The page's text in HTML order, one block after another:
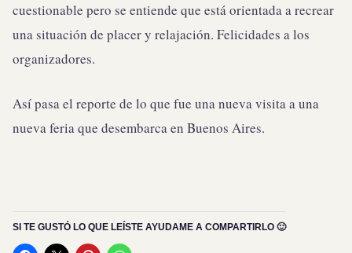
cuestionable pero se entiende que está orientada a recrear
una situación de placer y relajación. Felicidades a los
organizadores.
Así pasa el reporte de lo que fue una nueva visita a una
nueva feria que desembarca en Buenos Aires.
SI TE GUSTÓ LO QUE LEÍSTE AYUDAME A COMPARTIRLO 🙂